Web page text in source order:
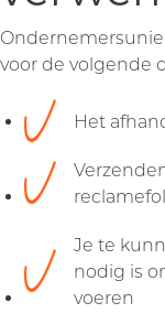
voor de volgende
Het
Je te
nodig is
voeren